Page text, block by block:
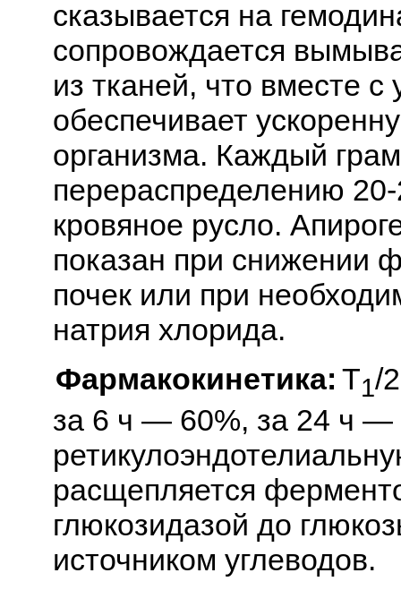
сказывается на
сопровождается
из тканей, что вместе
обеспечивает
организма. Каждый
перераспределению
кровяное русло.
показан при снижении
почек или при
натрия хлорида.
Фармакокинетика: Т1/
за 6 ч — 60%, за 24 ч —
расщепляется
глюкозидазой до
источником углеводов.